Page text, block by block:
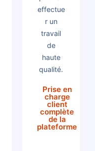
effectue
r un
travail
de
haute
qualité.
Prise en
charge
client
complète
de la
plateforme